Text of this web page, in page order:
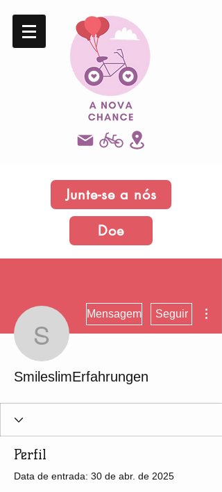
Junte-se a nós
Doe
Mensagem Seguir
SmileslimErfahrungen
Perfil
Data de entrada: 30 de abr. de 2025